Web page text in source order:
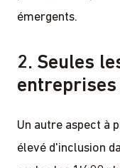
émergents.
2. Seules
Un autre aspect à
élevé d'inclusion